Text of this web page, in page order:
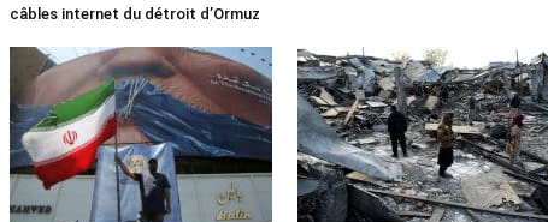
câbles internet du détroit d’Ormuz